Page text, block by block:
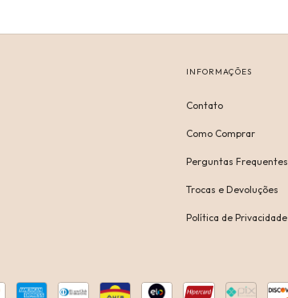
INFORMAÇÕES
Contato
Como Comprar
Perguntas Frequentes
Trocas e Devoluções
Política de Privacidade